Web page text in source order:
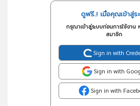
ดูฟรี..! เมื่อคุณเข้าสู่ร
กรุณาเข้าสู่ระบบก่อนการใช้งาน
สมาชิก
Sign in with
Sign in with
Sign in with